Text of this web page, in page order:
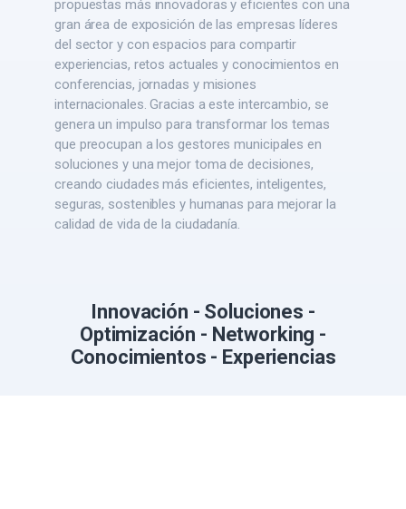
propuestas más innovadoras y eficientes con una
gran área de exposición de las empresas líderes
del sector y con espacios para compartir
experiencias, retos actuales y conocimientos en
conferencias, jornadas y misiones
internacionales. Gracias a este intercambio, se
genera un impulso para transformar los temas
que preocupan a los gestores municipales en
soluciones y una mejor toma de decisiones,
creando ciudades más eficientes, inteligentes,
seguras, sostenibles y humanas para mejorar la
calidad de vida de la ciudadanía.
Innovación - Soluciones -
Optimización - Networking -
Conocimientos - Experiencias